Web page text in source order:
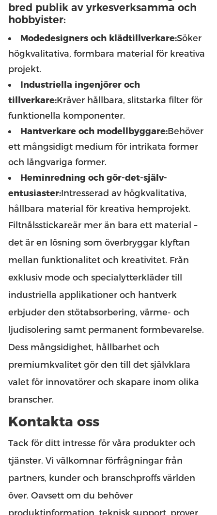
bred publik av yrkesverksamma och
hobbyister:
Modedesigners och klädtillverkare:Söker
högkvalitativa, formbara material för kreativa
projekt.
Industriella ingenjörer och
tillverkare:Kräver hållbara, slitstarka filter för
funktionella komponenter.
Hantverkare och modellbyggare:Behöver
ett mångsidigt medium för intrikata former
och långvariga former.
Heminredning och gör-det-själv-
entusiaster:Intresserad av högkvalitativa,
hållbara material för kreativa hemprojekt.
Filtnålsstickareär mer än bara ett material –
det är en lösning som överbryggar klyftan
mellan funktionalitet och kreativitet. Från
exklusiv mode och specialytterkläder till
industriella applikationer och hantverk
erbjuder den stötabsorbering, värme- och
ljudisolering samt permanent formbevarelse.
Dess mångsidighet, hållbarhet och
premiumkvalitet gör den till det självklara
valet för innovatörer och skapare inom olika
branscher.
Kontakta oss
Tack för ditt intresse för våra produkter och
tjänster. Vi välkomnar förfrågningar från
partners, kunder och branschproffs världen
över. Oavsett om du behöver